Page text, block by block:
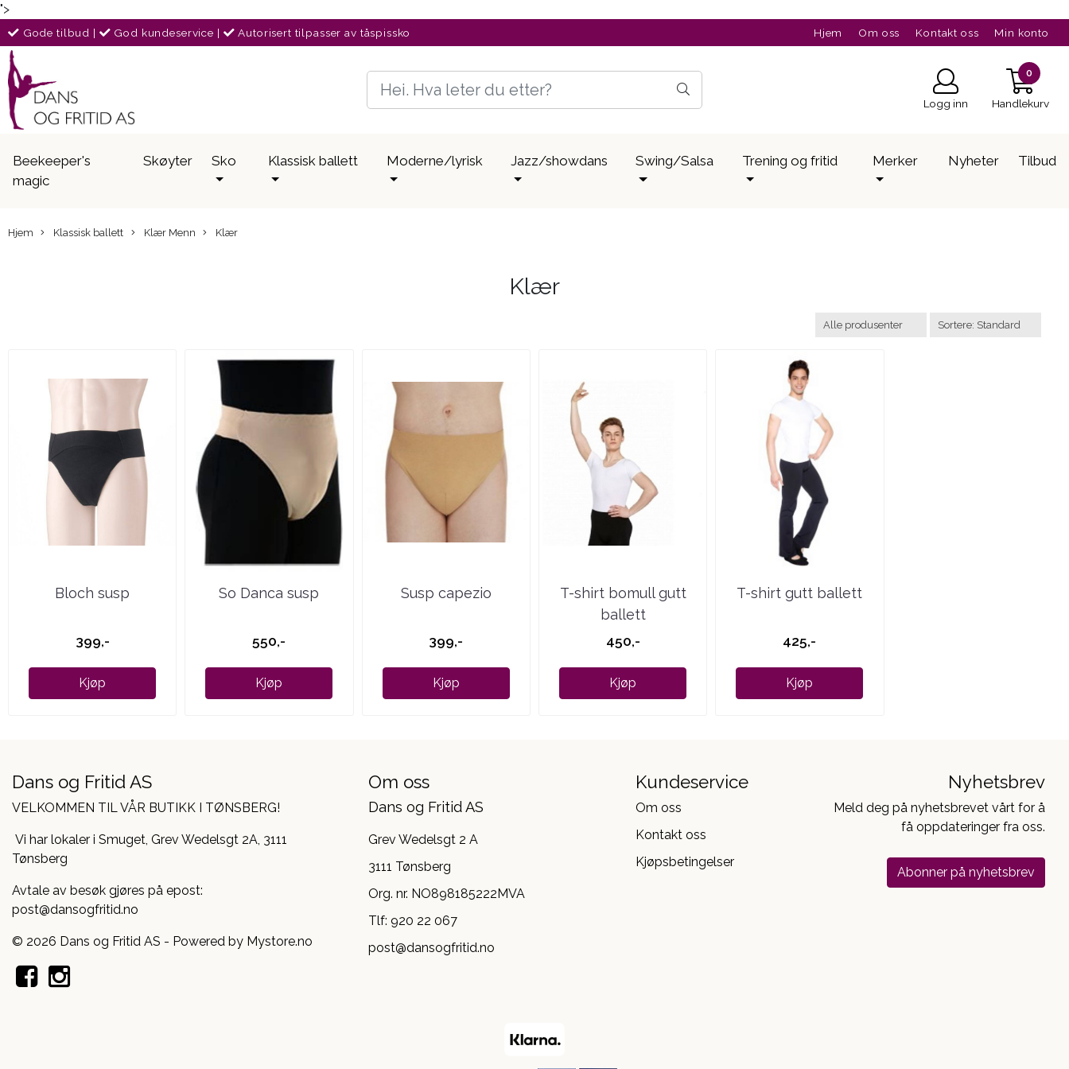
">
Gode tilbud | God kundeservice | Autorisert tilpasser av tåspissko Hjem Om oss Kontakt oss Min konto
Logg inn
0
Handlekurv
Beekeeper's
magic
Skøyter Sko Klassisk ballett Moderne/lyrisk Jazz/showdans Swing/Salsa Trening og fritid Merker Nyheter Tilbud
Hjem Klassisk ballett Klær Menn Klær
Klær
Bloch susp
399,-
Kjøp
So Danca susp
550,-
Kjøp
Susp capezio
399,-
Kjøp
T-shirt bomull gutt
ballett
450,-
Kjøp
T-shirt gutt ballett
425,-
Kjøp
Dans og Fritid AS
VELKOMMEN TIL VÅR BUTIKK I TØNSBERG!
Vi har lokaler i Smuget, Grev Wedelsgt 2A, 3111
Tønsberg
Avtale av besøk gjøres på epost:
post@dansogfritid.no
© 2026 Dans og Fritid AS - Powered by Mystore.no
Om oss
Dans og Fritid AS
Grev Wedelsgt 2 A
3111 Tønsberg
Org. nr. NO898185222MVA
Tlf: 920 22 067
post@dansogfritid.no
Kundeservice
Om oss
Kontakt oss
Kjøpsbetingelser
Nyhetsbrev
Meld deg på nyhetsbrevet vårt for å
få oppdateringer fra oss.
Abonner på nyhetsbrev